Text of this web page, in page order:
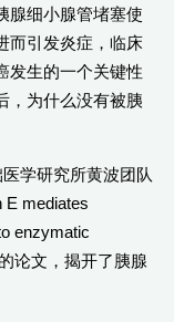
腺细小腺管堵塞使
而引发炎症，临床
发生的一个关键性
，为什么没有被胰
学研究所黄波团队
E mediates
enzymatic
论文，揭开了胰腺